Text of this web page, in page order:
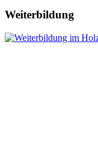
Weiterbildung